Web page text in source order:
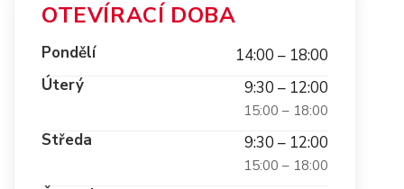
OTEVÍRACÍ DOBA
Pondělí
14:00 – 18:00
Úterý
9:30 – 12:00
15:00 – 18:00
Středa 9:30 – 12:00
15:00 – 18:00